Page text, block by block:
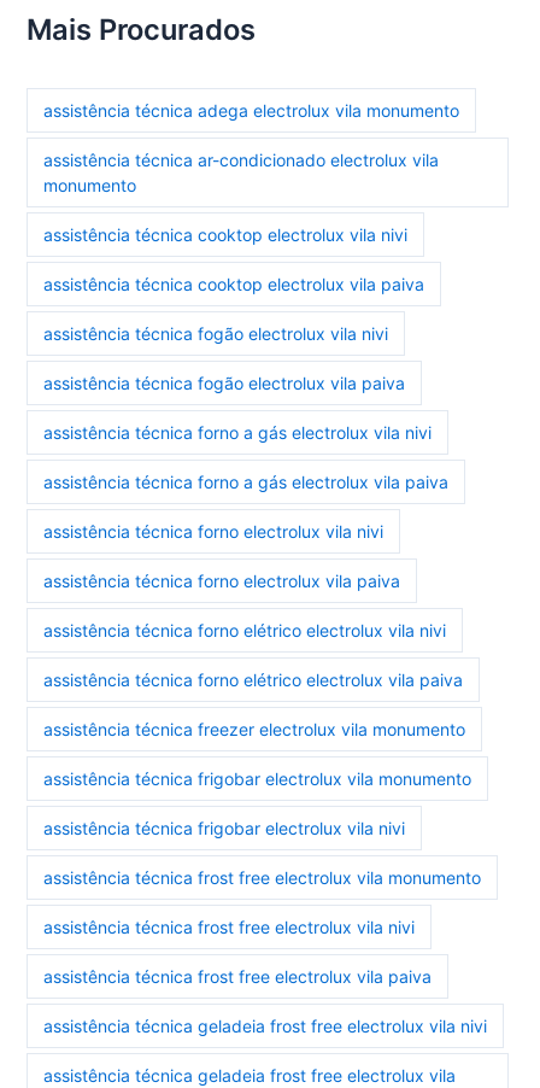
Mais Procurados
assistência técnica adega electrolux vila monumento
assistência técnica ar-condicionado electrolux vila
monumento
assistência técnica cooktop electrolux vila nivi
assistência técnica cooktop electrolux vila paiva
assistência técnica fogão electrolux vila nivi
assistência técnica fogão electrolux vila paiva
assistência técnica forno a gás electrolux vila nivi
assistência técnica forno a gás electrolux vila paiva
assistência técnica forno electrolux vila nivi
assistência técnica forno electrolux vila paiva
assistência técnica forno elétrico electrolux vila nivi
assistência técnica forno elétrico electrolux vila paiva
assistência técnica freezer electrolux vila monumento
assistência técnica frigobar electrolux vila monumento
assistência técnica frigobar electrolux vila nivi
assistência técnica frost free electrolux vila monumento
assistência técnica frost free electrolux vila nivi
assistência técnica frost free electrolux vila paiva
assistência técnica geladeia frost free electrolux vila nivi
assistência técnica geladeia frost free electrolux vila